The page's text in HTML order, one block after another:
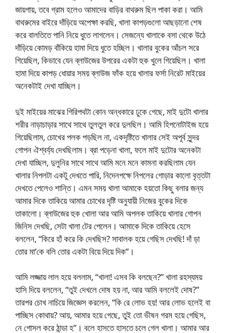
জায়গায়, তবে গ্রাম হলেও আমাদের বাড়ির বাথরুম ছিল পাকা করা। আমি
বাথরুমের বাইরে দাঁড়িয়ে অপেক্ষা করছি, খালা কাপড়গুলো আছড়ানো শেষ
করে বালতিতে পানি নিয়ে ধুতে লাগলেন। সেজন্যে খালাকে বসা থেকে উঠে
দাঁড়িয়ে কোমড় বাঁকিয়ে হামা দিয়ে ধুতে হচ্ছিল। খালার বুকের আঁচল সরে
গিয়েছিল, কিভাবে যেন ব্লাউজের উপরের একটা হুক খুলে গিয়েছিল। খালা
হামা দিয়ে কাপড় ধোয়ার সময় ব্লাউজ ফাঁক হয়ে খালার ফর্সা নিরেট মাইয়ের
অনেকটাই দেখা যাচ্ছিল।
দুই মাইয়ের মাঝের গিরিপথটা কোন অন্ধকারে ঢুকে গেছে, মাই দুটো খালার
শরীর নাড়াচাড়ার সাথে সাথে তুলতুল করে দুলছিল। আমি হিপনোটাইজ হয়ে
গিয়েছিলাম, চোখের পলক পড়ছিল না, একদৃষ্টিতে খালার সেই অপূর্ব সুন্দর
গোপন ঐশ্বর্য্য দেখছিলাম। ব্রা পড়েনা খালা, ফলে মাই দুটোর অনেকটা
দেখা যাচ্ছিল, দুলুনির সাথে সাথে আমি মনে মনে কামনা করছিলাম যেন
খালার নিপলটা একটু দেখতে পারি, নিদেনপক্ষে নিপলের গোড়ার কালো বৃত্তটা
দেখতে পেলেও শান্তি। এমন সময় খালা আমাকে হয়তো কিছু বলার জন্য
আমার দিকে তাকিয়ে আমার চোখের দৃষ্টি অনুযায়ী নিজের বুকের দিকে
তাকালো। ব্লাউজের হুক খোলা আর আমি অপলক তাকিয়ে খালার গোপন
জিনিস দেখছি, সেটা খালা টের পেলেন। আমাকে দিকে তাকিয়ে হেসে
বললেন, “কিরে হাঁ করে কি দেখছিস? সাবালক হয়ে গেছিস দেখছি! দাঁ ড়া
তোর মা’কে বলি তোর একটা বিয়ে দিয়ে দিক”।
আমি লজ্জায় লাল হয়ে বললাম, “খালা! এসব কি বলছেন?” খালা রহস্যময়
হাসি দিয়ে বললেন, “তুই দেখলে দোষ হয় না, আর আমি বললেই দোষ?”
তারপর চোখ নাচিয়ে জিজ্ঞেস করলেন, “কি রে লোভ হয়! আর লোভ হলেই বা
পাচ্ছিস কোথায়? আয়, আমার হয়ে গেছে, তুই তো ভীষন গরম হয়ে গেছিস,
নে গোসল করে ঠান্ডা হ”। বলে হাসতে হাসতে চলে গেল খালা। আমার আর